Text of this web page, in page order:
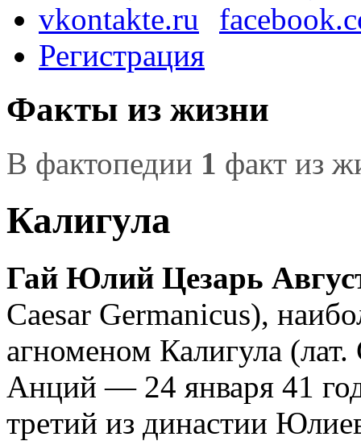
Регистрация
Факты из жизни
В фактопедии 1 факт из
Калигула
Гай Юлий Цезарь
Caesar Germanicus),
агноменом Калигула
Анций — 24 января 41
третий из династии